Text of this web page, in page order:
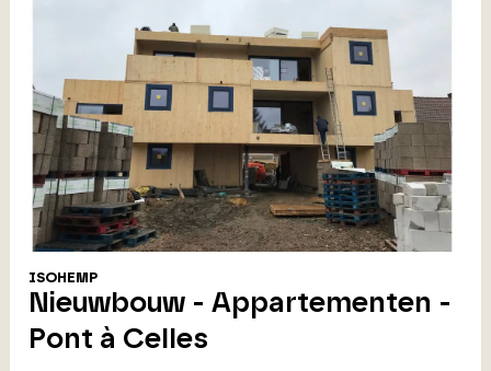
ISOHEMP
Nieuwbouw - Appartementen -
Pont à Celles